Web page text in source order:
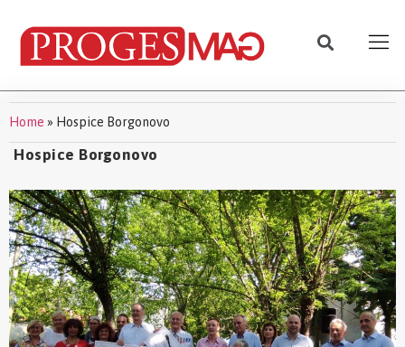
Home » Hospice Borgonovo
Hospice Borgonovo